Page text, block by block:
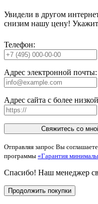
Увидели в другом
снизим нашу цену!
Телефон:
Адрес электронной почты:
Адрес сайта с более
Свяжитесь со
Отправляя запрос Вы
программы «Гарантия
Спасибо! Наш менеджер
Продолжить покупки